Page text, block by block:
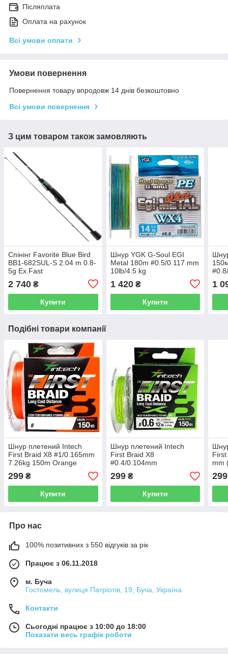
Післяплата
Оплата на рахунок
Всі умови оплати
Умови повернення
Повернення товару впродовж 14 днів безкоштовно
Всі умови повернення
З цим товаром також замовляють
Спінінг Favorite Blue Bird
BB1-682SUL-S 2.04 m 0.8-
5g Ex.Fast
2 740 ₴
Купити
Шнур YGK G-Soul EGI
Metal 180m #0.5/0.117 mm
10lb/4.5 kg
1 420₴
Купити
1
Подібні товари компанії
Шнур плетений Intech
First Braid X8 #1/0.165mm
7.26kg 150m Orange
299 ₴
Купити
Шнур плетений Intech
First Braid X8
#0.4/0.104mm
(10lb/4.54kg) 150m
299₴
Купити
mm
299
Про нас
100% позитивних з 550 відгуків за рік
Працює з 06.11.2018
м. Буча
Гостомель, вулиця Патріотів, 19, Буча, Україна
Контакти
Сьогодні працює з 10:00 до 18:00
Показати весь графік роботи